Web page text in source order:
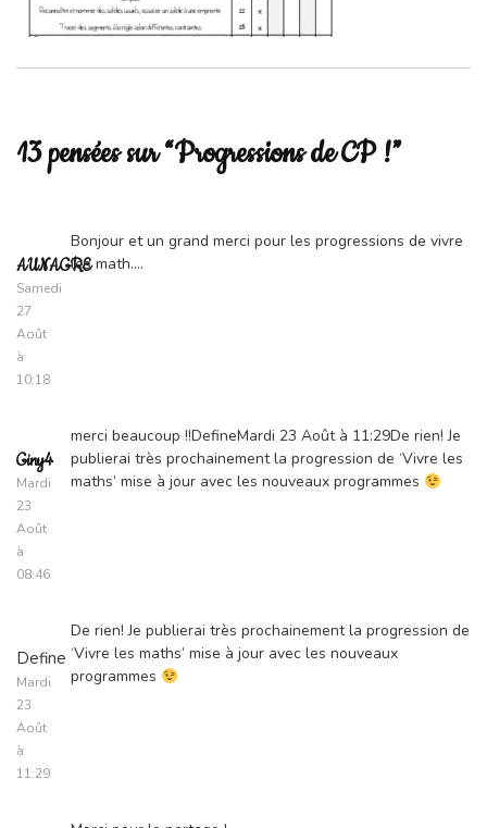
13 pensées sur “Progressions de CP !”
AUNAGRE
Samedi
27
Août
à
10:18
Bonjour et un grand merci pour les progressions de vivre
les math….
Giny4
Mardi
23
Août
à
08:46
merci beaucoup !!DefineMardi 23 Août à 11:29De rien! Je
publierai très prochainement la progression de ‘Vivre les
maths’ mise à jour avec les nouveaux programmes
Define
Mardi
23
Août
à
11:29
De rien! Je publierai très prochainement la progression de
‘Vivre les maths’ mise à jour avec les nouveaux
programmes